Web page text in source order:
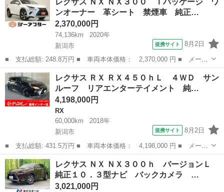
０ バージョンＬ 禁煙車 純正ＨＤＤナビ（ＢＴ／ＦＭ／ＡＭ／フ
ルセグＴＶ...
ンオーナー 革シート 禁煙車 純正…
2,370,000円
74,136km
2020年
新潟市
提携サイト 8月2日
■ 支払総額: 248.8万円 ■ 車両本体価格： 2,370,000 円 ■ メーカ
ー名： レクサス ■ 車種名： ＮＸ ■ グレード名： ＮＸ３０
０ Ｉパッケージ ワンオーナー 革シート 禁煙車 純正１０．３
インチナビ...
新潟 新潟市 レクサス
レクサス ＲＸ ＲＸ４５０ｈＬ ４ＷＤ サン
ルーフ リアエンターテイメント 純…
4,198,000円
RX
60,000km
2018年
新潟市
提携サイト 8月2日
■ 支払総額: 431.5万円 ■ 車両本体価格： 4,198,000 円 ■ メーカ
ー名： レクサス ■ 車種名： ＲＸ ■ グレード名： ＲＸ４５０
ｈＬ ４ＷＤ サンルーフ リアエンターテイメント 純正ナビ フ
ルセグＴ...
新潟 新潟市 RX
レクサス ＮＸ ＮＸ３００ｈ バージョンＬ
純正１０．３型ナビ バックカメラ …
3,021,000円